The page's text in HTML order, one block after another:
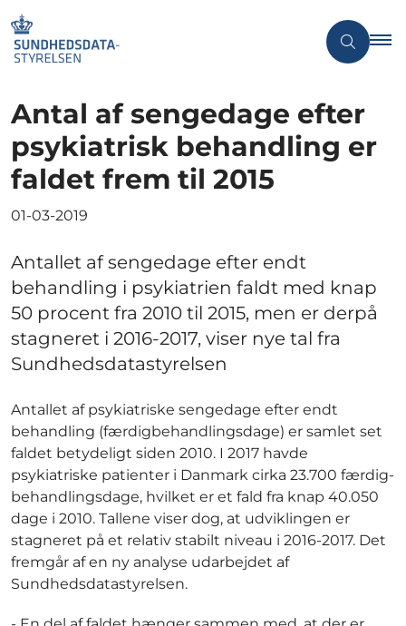
Antal af sengedage efter
psykiatrisk behandling er
faldet frem til 2015
01-03-2019
Antallet af sengedage efter endt
behandling i psykiatrien faldt med knap
50 procent fra 2010 til 2015, men er derpå
stagneret i 2016-2017, viser nye tal fra
Sundhedsdatastyrelsen
Antallet af psykiatriske sengedage efter endt
behandling (færdigbehandlingsdage) er samlet set
faldet betydeligt siden 2010. I 2017 havde
psykiatriske patienter i Danmark cirka 23.700 færdig-
behandlingsdage, hvilket er et fald fra knap 40.050
dage i 2010. Tallene viser dog, at udviklingen er
stagneret på et relativ stabilt niveau i 2016-2017. Det
fremgår af en ny analyse udarbejdet af
Sundhedsdatastyrelsen.